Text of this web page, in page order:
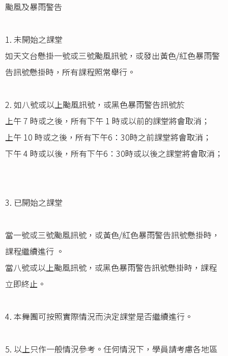
颱風及暴雨警告
1. 未開始之課堂
如天文台懸掛一號或三號颱風訊號，或發出黃色/紅色暴雨警
告訊號懸掛時，所有課程照常舉行。
2. 如八號或以上颱風訊號，或黑色暴雨警告訊號於
上午 7 時或之後，所有下午 1 時或以前的課堂將會取消；
上午 10 時或之後，所有下午6：30時之前課堂將會取消；
下午 4 時或以後，所有下午6：30時或以後之課堂將會取消；
3. 已開始之課堂
當一號或三號颱風訊號，或黃色/紅色暴雨警告訊號懸掛時，
課程繼續進行 。
當八號或以上颱風訊號，或黑色暴雨警告訊號懸掛時，課程
立即終止。
4. 本舞團可按照實際情況而決定課堂是否繼續進行。
5. 以上只作一般情況參考。任何情況下，學員請考慮各地區